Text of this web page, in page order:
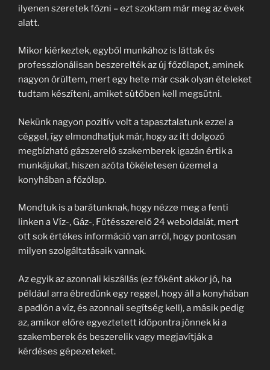
ilyenen szeretek főzni – ezt szoktam már meg az évek
alatt.
Mikor kiérkeztek, egyből munkához is láttak és
professzionálisan beszerelték az új főzőlapot, aminek
nagyon örültem, mert egy hete már csak olyan ételeket
tudtam készíteni, amiket sütőben kell megsütni.
Nekünk nagyon pozitív volt a tapasztalatunk ezzel a
céggel, így elmondhatjuk már, hogy az itt dolgozó
megbízható gázszerelő szakemberek igazán értik a
munkájukat, hiszen azóta tökéletesen üzemel a
konyhában a főzőlap.
Mondtuk is a barátunknak, hogy nézze meg a fenti
linken a Víz-, Gáz-, Fűtésszerelő 24 weboldalát, mert
ott sok értékes információ van arról, hogy pontosan
milyen szolgáltatásaik vannak.
Az egyik az azonnali kiszállás (ez főként akkor jó, ha
például arra ébredünk egy reggel, hogy áll a konyhában
a padlón a víz, és azonnali segítség kell), a másik pedig
az, amikor előre egyeztetett időpontra jönnek ki a
szakemberek és beszerelik vagy megjavítják a
kérdéses gépezeteket.